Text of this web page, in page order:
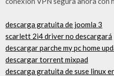
descarga gratuita de joomla 3
scarlett 2i4 driver no descargará
descargar parche my pc home
descargar torrent mixpad
descarga gratuita de suse linux